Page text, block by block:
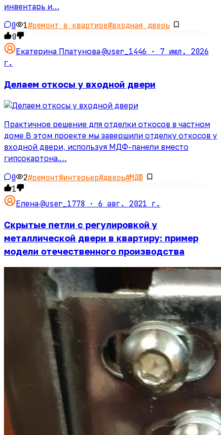
инвентарь и…
0 1#ремонт в квартире#входная дверь
0
Екатерина Платунова·@user_1446 · 7 июл. 2026
г.
Делаем откосы у входной двери
Практичное решение для отделки откосов в частном
доме В этом проекте мы завершили отделку откосов у
входной двери, используя МДФ-панели вместо
гипсокартона.…
0 2#ремонт#интерьер#дверь#МДФ
1
Елена·@user_1778 · 6 авг. 2021 г.
Скрытые петли с регулировкой у
металлической двери в квартиру: пример
модели отечественного производства